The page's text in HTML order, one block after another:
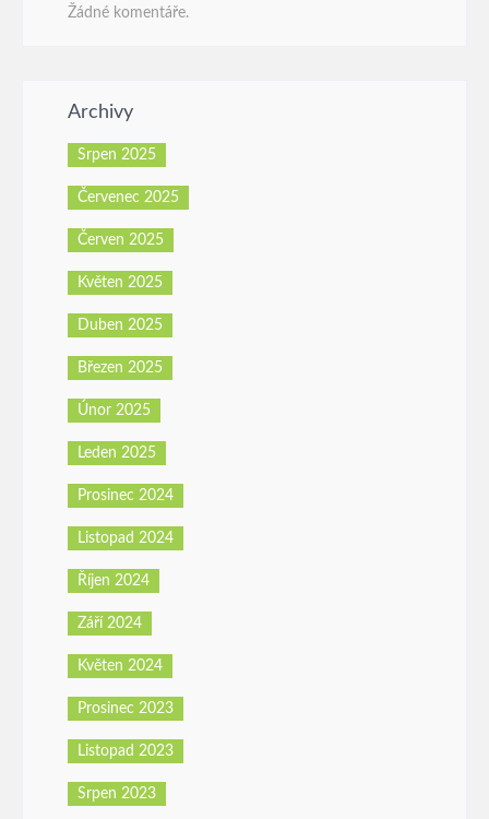
Žádné komentáře.
Archivy
Srpen 2025
Červenec 2025
Červen 2025
Květen 2025
Duben 2025
Březen 2025
Únor 2025
Leden 2025
Prosinec 2024
Listopad 2024
Říjen 2024
Září 2024
Květen 2024
Prosinec 2023
Listopad 2023
Srpen 2023